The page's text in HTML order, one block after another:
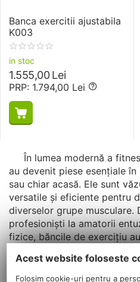
În lumea modernă a
au devenit piese esențiale
sau chiar acasă. Ele sunt
versatile și eficiente pentru
diverselor grupe musculare.
profesioniști la amatorii
fizice, băncile de exercițiu
de a se îngriji de a oferi.
Banca exercitii ajustabila
K003
in stoc
PRP: 1.794,00 Lei
1.555,00 Lei
Acest website foloseste
Folosim cookie-uri pentru a